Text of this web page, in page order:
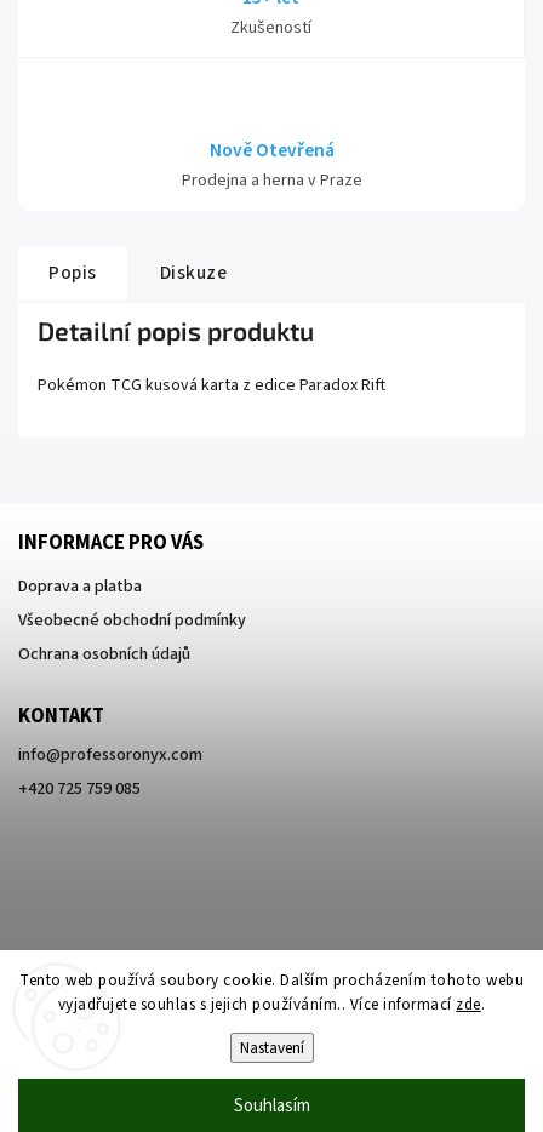
Tento web používá soubory cookie. Dalším procházením tohoto webu
vyjadřujete souhlas s jejich používáním.. Více informací zde.
Nastavení
Souhlasím
Zkušeností
Nově Otevřená
Prodejna a herna v Praze
Popis Diskuze
Detailní popis produktu
Pokémon TCG kusová karta z edice Paradox Rift
INFORMACE PRO VÁS
Doprava a platba
Všeobecné obchodní podmínky
Ochrana osobních údajů
KONTAKT
info@professoronyx.com
+420 725 759 085
Professor Onyx. Všechna práva vyhrazena.